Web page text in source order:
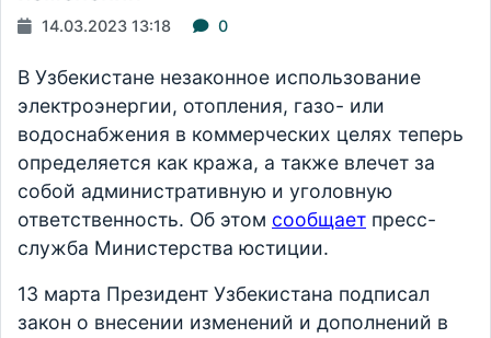
14.03.2023 13:18 0
В Узбекистане незаконное использование
электроэнергии, отопления, газо- или
водоснабжения в коммерческих целях теперь
определяется как кража, а также влечет за
собой административную и уголовную
ответственность. Об этом сообщает пресс-
служба Министерства юстиции.
13 марта Президент Узбекистана подписал
закон о внесении изменений и дополнений в